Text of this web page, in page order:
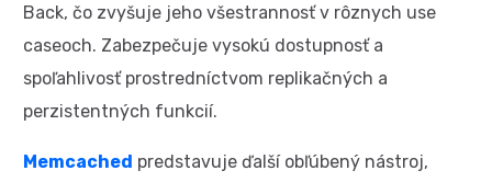
Back, čo zvyšuje jeho všestrannosť v rôznych use
caseoch. Zabezpečuje vysokú dostupnosť a
spoľahlivosť prostredníctvom replikačných a
perzistentných funkcií.
Memcached predstavuje ďalší obľúbený nástroj,